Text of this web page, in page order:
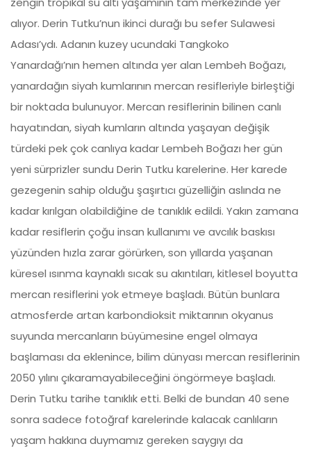
alıyor. Derin Tutku’nun ikinci durağı bu sefer Sulawesi
Adası’ydı. Adanın kuzey ucundaki Tangkoko
Yanardağı’nın hemen altında yer alan Lembeh Boğazı,
yanardağın siyah kumlarının mercan resifleriyle birleştiği
bir noktada bulunuyor. Mercan resiflerinin bilinen canlı
hayatından, siyah kumların altında yaşayan değişik
türdeki pek çok canlıya kadar Lembeh Boğazı her gün
yeni sürprizler sundu Derin Tutku karelerine. Her karede
gezegenin sahip olduğu şaşırtıcı güzelliğin aslında ne
kadar kırılgan olabildiğine de tanıklık edildi. Yakın zamana
kadar resiflerin çoğu insan kullanımı ve avcılık baskısı
yüzünden hızla zarar görürken, son yıllarda yaşanan
küresel ısınma kaynaklı sıcak su akıntıları, kitlesel boyutta
mercan resiflerini yok etmeye başladı. Bütün bunlara
atmosferde artan karbondioksit miktarının okyanus
suyunda mercanların büyümesine engel olmaya
başlaması da eklenince, bilim dünyası mercan resiflerinin
2050 yılını çıkaramayabileceğini öngörmeye başladı.
Derin Tutku tarihe tanıklık etti. Belki de bundan 40 sene
sonra sadece fotoğraf karelerinde kalacak canlıların
yaşam hakkına duymamız gereken saygıyı da